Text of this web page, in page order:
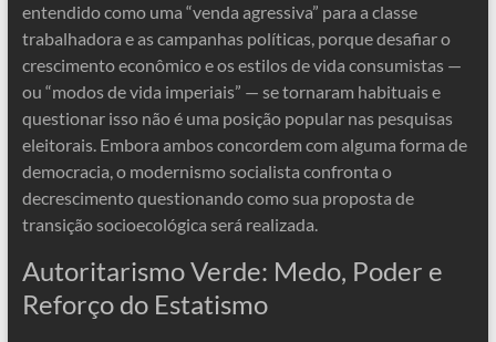
entendido como uma “venda agressiva” para a classe
trabalhadora e as campanhas políticas, porque desafiar o
crescimento econômico e os estilos de vida consumistas —
ou “modos de vida imperiais” — se tornaram habituais e
questionar isso não é uma posição popular nas pesquisas
eleitorais. Embora ambos concordem com alguma forma de
democracia, o modernismo socialista confronta o
decrescimento questionando como sua proposta de
transição socioecológica será realizada.
Autoritarismo Verde: Medo, Poder e
Reforço do Estatismo